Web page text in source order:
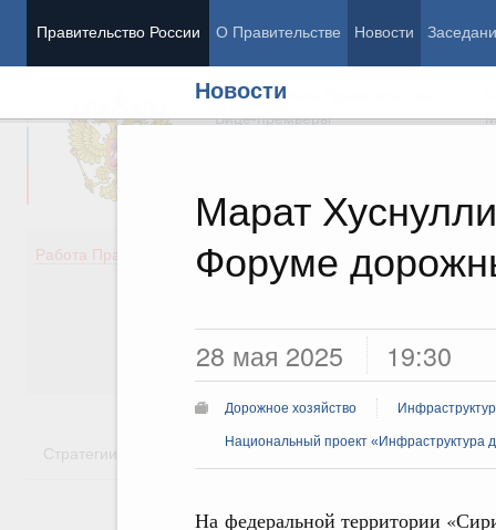
Правительство России О Правительстве Новости
Новости
Марат
Форуме
28 мая 2025 19:30
Дорожное хозяйство
Национальный проект «Инфраструктура
На федеральной территории
Председатель Правительства
Вице-премьеры
Работа Правительства
Демография
Здоровье
Общество
Государство
Стратегии Государственные программы